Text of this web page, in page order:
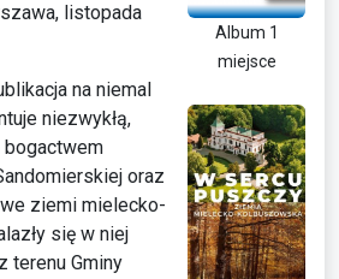
Album 1
miejsce
listopada
na niemal
niezwykłą,
oraz
ziemi mielecko-
się w niej
terenu Gminy